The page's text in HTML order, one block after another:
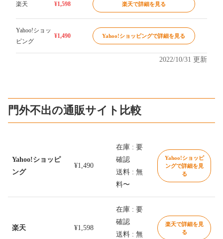
楽天 ¥1,598 楽天で詳細を見る
Yahoo!ショッ
ピング
¥1,490 Yahoo!ショッピングで詳細を見る
2022/10/31 更新
門外不出の通販サイト比較
Yahoo!ショッピ
ング
¥1,490
在庫 : 要
確認
送料 : 無
料〜
Yahoo!ショッピ
ングで詳細を見
る
楽天 ¥1,598
在庫 : 要
確認
送料 : 無
楽天で詳細を見
る